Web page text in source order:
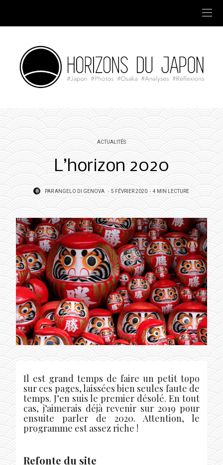
ACTUALITÉS
L’horizon 2020
PARANGELO DI GENOVA
POSTED
ON
5 FÉVRIER 2020 4 MIN LECTURE
Il est grand temps de faire un petit topo
sur ces pages, laissées bien seules faute de
temps. J’en suis le premier désolé. En tout
cas, j’aimerais déjà revenir sur 2019 pour
ensuite parler de 2020. Attention, le
programme est assez riche !
Refonte du site